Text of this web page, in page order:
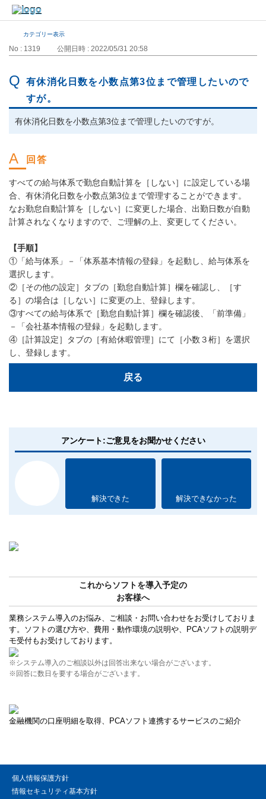
カテゴリー表示
No : 1319 公開日時 : 2022/05/31 20:58
有休消化日数を小数点第3位まで管理したいので
すが。
有休消化日数を小数点第3位まで管理したいのですが。
すべての給与体系で勤怠自動計算を［しない］に設定している場
合、有休消化日数を小数点第3位まで管理することができます。
なお勤怠自動計算を［しない］に変更した場合、出勤日数が自動
計算されなくなりますので、ご理解の上、変更してください。
【手順】
①「給与体系」－「体系基本情報の登録」を起動し、給与体系を
選択します。
②［その他の設定］タブの［勤怠自動計算］欄を確認し、［す
る］の場合は［しない］に変更の上、登録します。
③すべての給与体系で［勤怠自動計算］欄を確認後、「前準備」
－「会社基本情報の登録」を起動します。
④［計算設定］タブの［有給休暇管理］にて［小数３桁］を選択
し、登録します。
戻る
アンケート:ご意見をお聞かせください
解決できた 解決できなかった
これからソフトを導入予定の
お客様へ
業務システム導入のお悩み、ご相談・お問い合わせをお受けしておりま
す。ソフトの選び方や、費用・動作環境の説明や、PCAソフトの説明デ
モ受付もお受けしております。
※システム導入のご相談以外は回答出来ない場合がございます。
※回答に数日を要する場合がございます。
金融機関の口座明細を取得、PCAソフト連携するサービスのご紹介
個人情報保護方針
情報セキュリティ基本方針